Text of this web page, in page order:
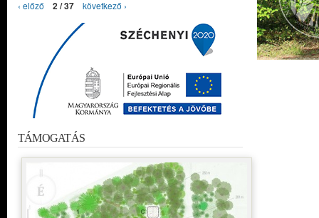
‹ előző 2 / 37 következő ›
TÁMOGATÁS